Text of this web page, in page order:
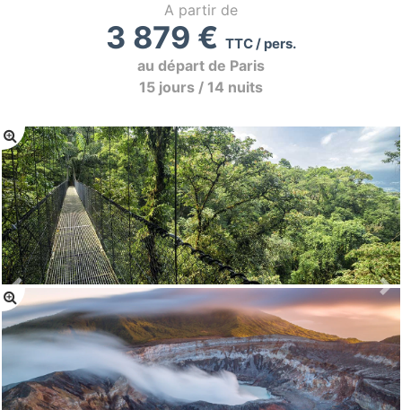
A partir de
3 879 € TTC / pers.
au départ de Paris
15 jours / 14 nuits